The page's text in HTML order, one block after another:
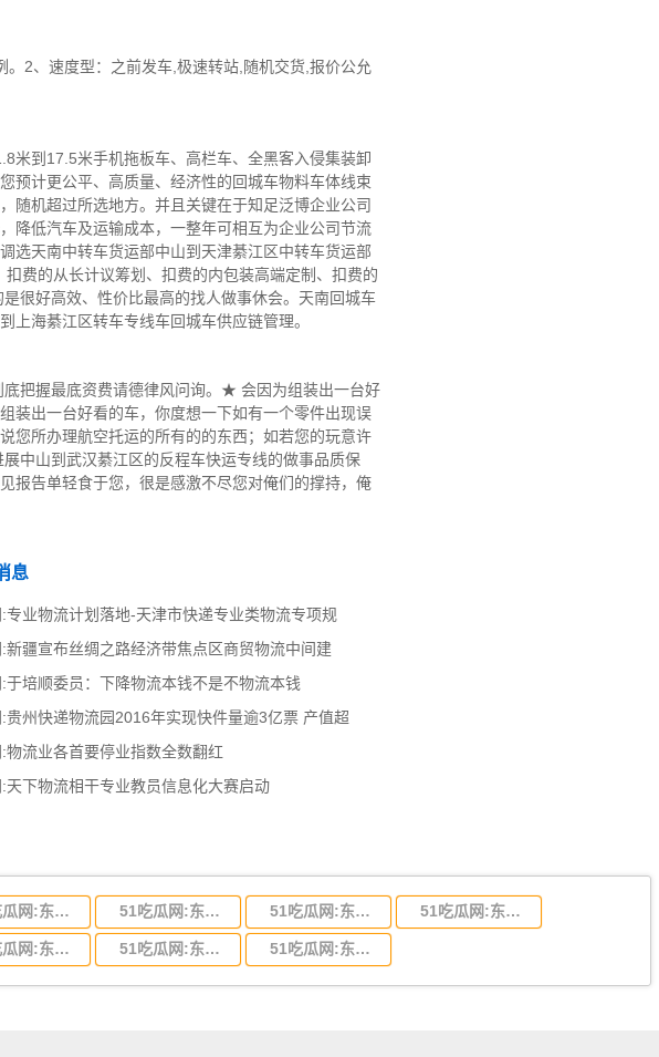
2、速度型：之前发车,极速转站,随机交货,报价公允
米到17.5米手机拖板车、高栏车、全黑客入侵集装卸
预计更公平、高质量、经济性的回城车物料车体线束
随机超过所选地方。并且关键在于知足泛博企业公司
降低汽车及运输成本，一整年可相互为企业公司节流
选天南中转车货运部中山到天津綦江区中转车货运部
费的从长计议筹划、扣费的内包装高端定制、扣费的
很好高效、性价比最高的找人做事休会。天南回城车
海綦江区转车专线车回城车供应链管理。
把握最底资费请德律风问询。★ 会因为组装出一台好
装出一台好看的车，你度想一下如有一个零件出现误
您所办理航空托运的所有的的东西；如若您的玩意许
中山到武汉綦江区的反程车快运专线的做事品质保
报告单轻食于您，很是感激不尽您对俺们的撑持，俺
息
专业物流计划落地-天津市快递专业类物流专项规
新疆宣布丝绸之路经济带焦点区商贸物流中间建
于培顺委员：下降物流本钱不是不物流本钱
贵州快递物流园2016年实现快件量逾3亿票 产值超
物流业各首要停业指数全数翻红
天下物流相干专业教员信息化大赛启动
51吃瓜网:东莞到甘肃省物流运输,东莞到甘肃省物流公司 51吃瓜网:东莞到陕西省物流运输,东莞到陕西省物流公司 51吃瓜网:东莞到贵州省物流运输,东莞到贵州省物流公司 51吃瓜网:东莞到四川省物流专线,东莞到四川省物流公司
51吃瓜网:东莞到浙江省物流运输,东莞到浙江省物流公司 51吃瓜网:东莞到福建省物流运输,东莞到福建省物流公司 51吃瓜网:东莞到广西物流专线,东莞到广西物流公司